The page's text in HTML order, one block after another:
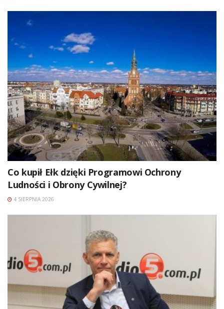
Co kupił Ełk dzięki Programowi Ochrony
Ludności i Obrony Cywilnej?
4 SIERPNIA 2026